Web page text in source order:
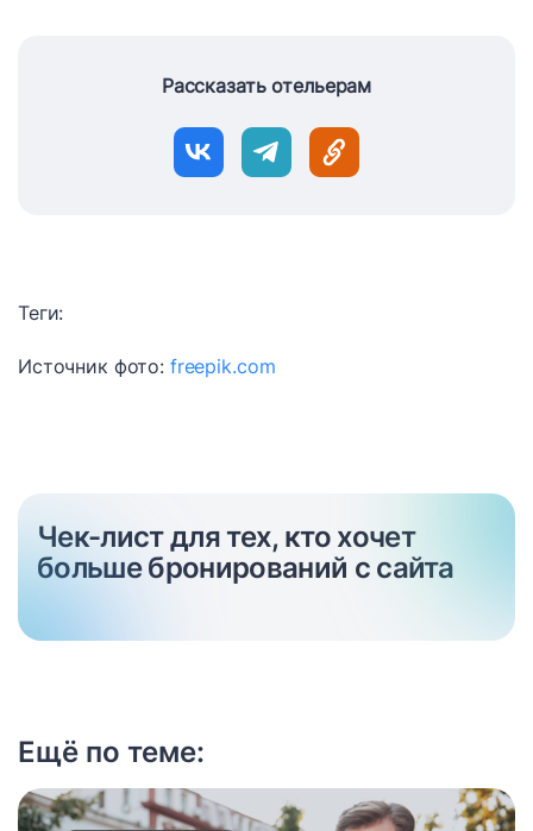
Рассказать отельерам
Теги:
Источник фото: freepik.com
Чек-лист для тех, кто хочет
больше бронирований с сайта
Ещё по теме: